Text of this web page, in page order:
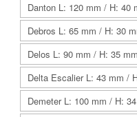
Danton L: 120 mm / H: 40
Debros L: 65 mm / H: 30
Delos L: 90 mm / H: 35 mm
Delta Escalier L: 43 mm /
Demeter L: 100 mm / H: